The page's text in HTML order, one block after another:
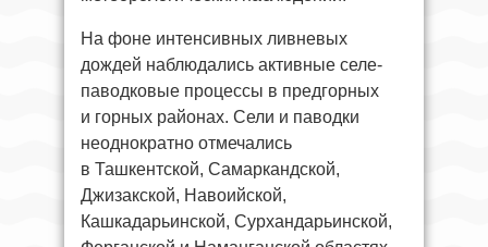
На фоне интенсивных ливневых
дождей наблюдались активные селе-
паводковые процессы в предгорных
и горных районах. Сели и паводки
неоднократно отмечались
в Ташкентской, Самаркандской,
Джизакской, Навоийской,
Кашкадарьинской, Сурхандарьинской,